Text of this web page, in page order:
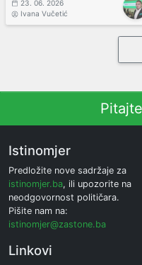
23. 06. 2026
Ivana Vučetić
Istinomjer
Predložite nove sadržaje za
istinomjer.ba, ili upozorite na
neodgovornost političara.
Pišite nam na:
istinomjer@zastone.ba
Linkovi